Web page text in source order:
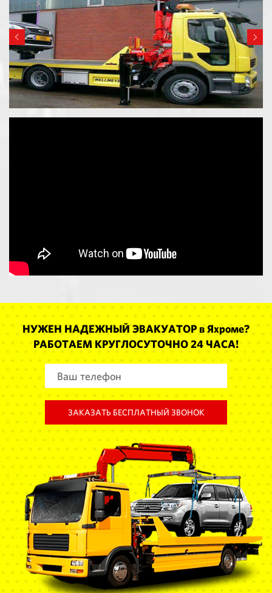
НУЖЕН НАДЕЖНЫЙ ЭВАКУАТОР в Яхроме?
РАБОТАЕМ КРУГЛОСУТОЧНО 24 ЧАСА!
ЗАКАЗАТЬ БЕСПЛАТНЫЙ ЗВОНОК